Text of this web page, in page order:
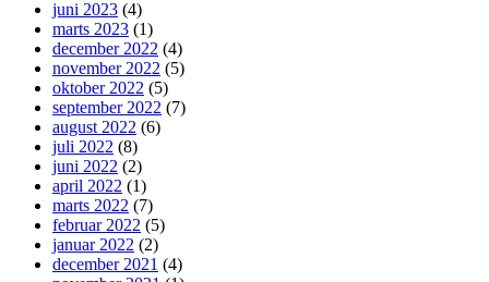
juni 2023 (4)
marts 2023 (1)
december 2022 (4)
november 2022 (5)
oktober 2022 (5)
september 2022 (7)
august 2022 (6)
juli 2022 (8)
juni 2022 (2)
april 2022 (1)
marts 2022 (7)
februar 2022 (5)
januar 2022 (2)
december 2021 (4)